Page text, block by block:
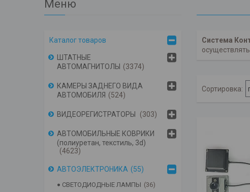
Система
Каталог товаров
ШТАТНЫЕ
АВТОМАГНИТОЛЫ
3374
КАМЕРЫ ЗАДНЕГО ВИДА
АВТОМОБИЛЯ
524
ВИДЕОРЕГИСТРАТОРЫ 303
АВТОМОБИЛЬНЫЕ КОВРИКИ
(полиуретан, текстиль, 3d)
4623
АВТОЭЛЕКТРОНИКА 55
СВЕТОДИОДНЫЕ ЛАМПЫ
36